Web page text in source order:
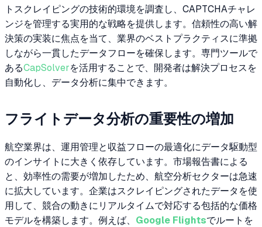
トスクレイピングの技術的環境を調査し、CAPTCHAチャレ
ンジを管理する実用的な戦略を提供します。信頼性の高い解
決策の実装に焦点を当て、業界のベストプラクティスに準拠
しながら一貫したデータフローを確保します。専門ツールで
あるCapSolverを活用することで、開発者は解決プロセスを
自動化し、データ分析に集中できます。
フライトデータ分析の重要性の増加
航空業界は、運用管理と収益フローの最適化にデータ駆動型
のインサイトに大きく依存しています。市場報告書による
と、効率性の需要が増加したため、航空分析セクターは急速
に拡大しています。企業はスクレイピングされたデータを使
用して、競合の動きにリアルタイムで対応する包括的な価格
モデルを構築します。例えば、 Google Flightsでルートを